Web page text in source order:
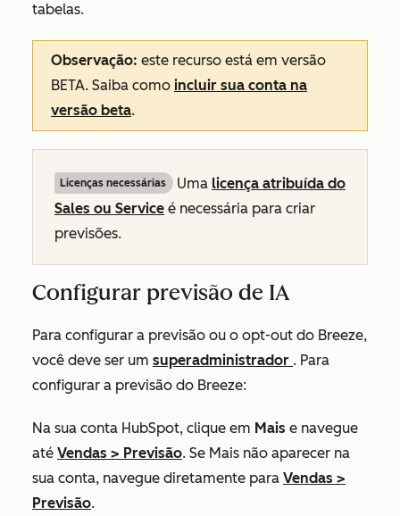
tabelas.
Observação: este recurso está em versão
BETA. Saiba como incluir sua conta na
versão beta.
Licenças necessárias Uma licença atribuída do
Sales ou Service é necessária para criar
previsões.
Configurar previsão de IA
Para configurar a previsão ou o opt-out do Breeze,
você deve ser um superadministrador . Para
configurar a previsão do Breeze:
Na sua conta HubSpot, clique em Mais e navegue
até Vendas > Previsão. Se Mais não aparecer na
sua conta, navegue diretamente para Vendas >
Previsão.